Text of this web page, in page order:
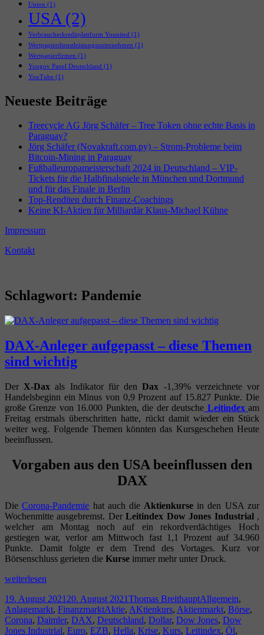
Union (1)
USA (2)
Verbraucherkreditplattform Younited (1)
Wertpapierdienstleistungsunternehmen (1)
Wertpapierfirmen (1)
Yougov Panel Deutschland (1)
YouTube (1)
Neueste Beiträge
Treecycle AG Jörg Schäfer – Tree Token ohne echte Basis in
Paraguay?
Jörg Schäfer (Novakraft.com.py) – Strom-Probleme beim
Bitcoin-Mining in Paraguay
Fußballeuropameisterschaft 2024 in Deutschland – VIP-
Tickets für die Halbfinalspiele in München und Dortmund
und für das Finale in Berlin
Top-Renditen durch Finanz-Coachings
Keine KI-Aktien für Milliardär Klaus-Michael Kühne
Impressum
Kontakt
Schlagwort: Pandemie
DAX-Anleger aufgepasst – diese Themen
sind wichtig
Der X-Dax als Indikator für denDax -1,39% verzeichnete vor
Handelsbeginn ein Minus von 0,9 Prozent auf 15.827 Punkte. Die
große Grenze von 16.000 Punkten, die der deutsche Leitindex am
Freitag erstmals überschritten hatte, rückt damit wieder ein Stück
weiter weg. Folgende Themen könnten das Kursgeschehen Heute
beeinflussen.
Vorgaben aus den USA beeinflussen den
DAX
DieCorona-Pandemie hat auch die Aktienkursein den USA zur
Wochenmitte ausgebremst. DerLeitindex Dow Jones Industrial,
welcher am Montag noch auf ein rekordverdächtiges Hoch
gestiegen war, verlor am Mittwoch fast 1,1 Prozent auf 34.960
Punkte. Damit folgte er dem Trend des Vortages. Kurz vor
Börsenschluss gerieten die Kurse immer mehr unter Druck.
DAX-
aufgepasst
–
diese
Themen
weiterlesen
Veröffentlicht
am
19. August 2021 20. August 2021Autor
Thomas BreithauptKategorien
Allgemein,
Anlagemarkt, FinanzmarktSchlagwörter
Aktie, AKtienkurs, Aktienmarkt, Börse,
Corona, Daimler, DAX, Deutschland, Dollar, Dow Jones, Dow
Jones Industrial, Euro, EZB, Hella, Krise, Kurs, Leitindex, Öl,